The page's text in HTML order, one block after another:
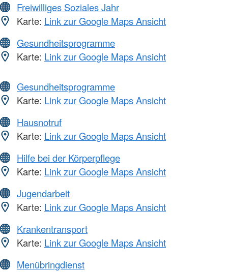
Freiwilliges Soziales Jahr
Karte: Link zur Google Maps Ansicht
Gesundheitsprogramme
Karte: Link zur Google Maps Ansicht
Gesundheitsprogramme
Karte: Link zur Google Maps Ansicht
Hausnotruf
Karte: Link zur Google Maps Ansicht
Hilfe bei der Körperpflege
Karte: Link zur Google Maps Ansicht
Jugendarbeit
Karte: Link zur Google Maps Ansicht
Krankentransport
Karte: Link zur Google Maps Ansicht
Menübringdienst